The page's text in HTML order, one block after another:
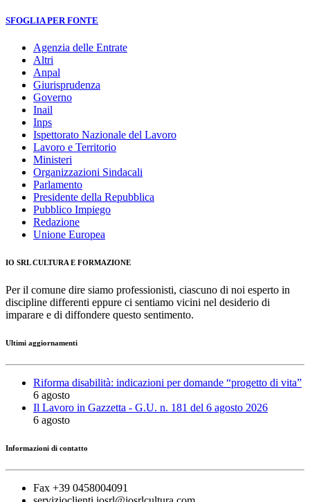
SFOGLIA PER FONTE
Agenzia delle Entrate
Altri
Anpal
Giurisprudenza
Governo
Inail
Inps
Ispettorato Nazionale del Lavoro
Lavoro e Territorio
Ministeri
Organizzazioni Sindacali
Parlamento
Presidente della Repubblica
Pubblico Impiego
Redazione
Unione Europea
IO SRL CULTURA E FORMAZIONE
Per il comune dire siamo professionisti, ciascuno di noi esperto in
discipline differenti eppure ci sentiamo vicini nel desiderio di
imparare e di diffondere questo sentimento.
Ultimi aggiornamenti
Riforma disabilità: indicazioni per domande “progetto di vita”
6 agosto
Il Lavoro in Gazzetta - G.U. n. 181 del 6 agosto 2026
6 agosto
Informazioni di contatto
Fax +39 0458004091